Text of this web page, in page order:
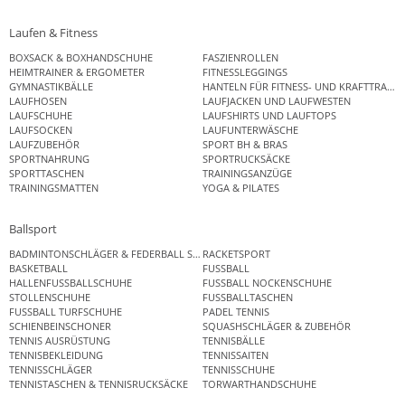
Laufen & Fitness
BOXSACK & BOXHANDSCHUHE
FASZIENROLLEN
HEIMTRAINER & ERGOMETER
FITNESSLEGGINGS
GYMNASTIKBÄLLE
HANTELN FÜR FITNESS- UND
LAUFHOSEN
LAUFJACKEN UND LAUFWESTEN
LAUFSCHUHE
LAUFSHIRTS UND LAUFTOPS
LAUFSOCKEN
LAUFUNTERWÄSCHE
LAUFZUBEHÖR
SPORT BH & BRAS
SPORTNAHRUNG
SPORTRUCKSÄCKE
SPORTTASCHEN
TRAININGSANZÜGE
TRAININGSMATTEN
YOGA & PILATES
Ballsport
BADMINTONSCHLÄGER & FEDERBALL SETSRACKETSPORT
BASKETBALL
FUSSBALL
HALLENFUSSBALLSCHUHE
FUSSBALL NOCKENSCHUHE
STOLLENSCHUHE
FUSSBALLTASCHEN
FUSSBALL TURFSCHUHE
PADEL TENNIS
SCHIENBEINSCHONER
SQUASHSCHLÄGER & ZUBEHÖR
TENNIS AUSRÜSTUNG
TENNISBÄLLE
TENNISBEKLEIDUNG
TENNISSAITEN
TENNISSCHLÄGER
TENNISSCHUHE
TENNISTASCHEN & TENNISRUCKSÄCKE
TORWARTHANDSCHUHE